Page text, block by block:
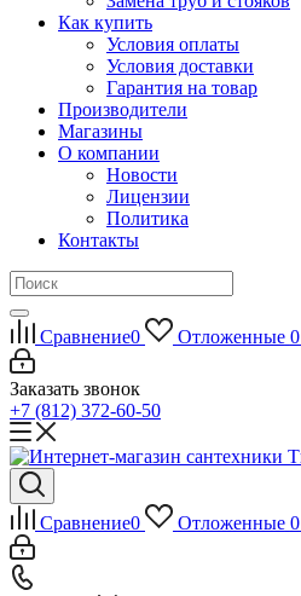
Как купить
Условия оплаты
Условия доставки
Гарантия на товар
Производители
Магазины
О компании
Новости
Лицензии
Политика
Контакты
Сравнение0 Отложенные 0
Заказать звонок
+7 (812) 372-60-50
Сравнение0 Отложенные 0